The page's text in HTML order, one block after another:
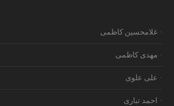
غلامحسین کاظمی
مهدی کاظمی
علی علوی
احمد تباری